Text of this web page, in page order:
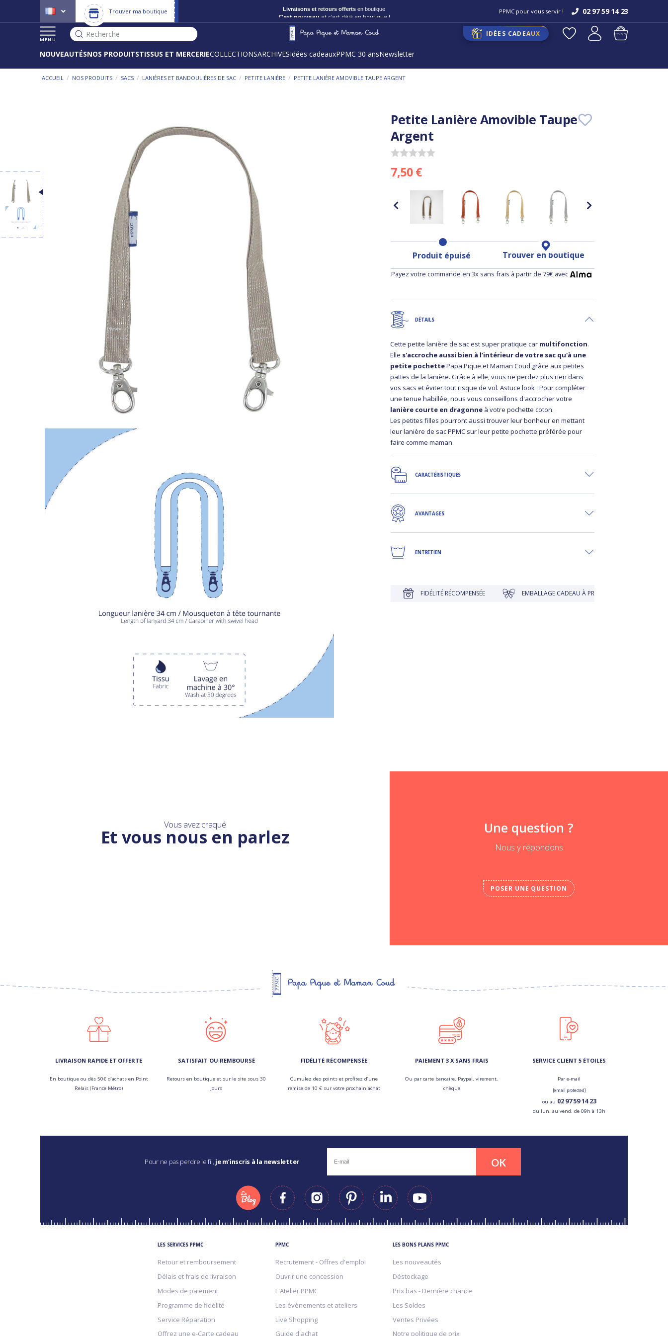
Trouver ma boutique Livraisons et retours offerts en boutique
C'est nouveau et c'est déjà en boutique !
PPMC pour vous servir ! 02 97 59 14 23
MENU
Recherche IDÉES CADEAUX
NOUVEAUTÉSNOS PRODUITSTISSUS ET MERCERIECOLLECTIONSARCHIVESIdées cadeauxPPMC 30 ansNewsletter
ACCUEIL / NOS PRODUITS / SACS / LANIÈRES ET BANDOULIÈRES DE SAC / PETITE LANIÈRE / PETITE LANIÈRE AMOVIBLE TAUPE ARGENT
Petite Lanière Amovible Taupe
Argent
7,50 €
Produit épuisé Trouver en boutique
Payez votre commande en 3x sans frais à partir de 79€ avec
DÉTAILS
Cette petite lanière de sac est super pratique car multifonction.
Elle s'accroche aussi bien à l’intérieur de votre sac qu'à une
petite pochettePapa Pique et Maman Coud grâce aux petites
pattes de la lanière. Grâce à elle, vous ne perdez plus rien dans
vos sacs et éviter tout risque de vol. Astuce look : Pour compléter
une tenue habillée, nous vous conseillons d'accrocher votre
lanière courte en dragonne à votre pochette coton.
Les petites filles pourront aussi trouver leur bonheur en mettant
leur lanière de sac PPMC sur leur petite pochette préférée pour
faire comme maman.
CARACTÉRISTIQUES
AVANTAGES
ENTRETIEN
LIVRAISON OFFERTE EN BOUTIQUE FIDÉLITÉ RÉCOMPENSÉE EMBALLAGE CADEAU À PRIX DOUX
Vous avez craqué
Et vous nous en parlez Une question ?
Nous y répondons
POSER UNE QUESTION
LIVRAISON RAPIDE ET OFFERTE
En boutique ou dès 50€ d’achats en Point
Relais (France Métro)
SATISFAIT OU REMBOURSÉ
Retours en boutique et sur le site sous 30
jours
FIDÉLITÉ RÉCOMPENSÉE
Cumulez des points et profitez d’une
remise de 10 € sur votre prochain achat
PAIEMENT 3 X SANS FRAIS
Ou par carte bancaire, Paypal, virement,
chèque
SERVICE CLIENT 5 ÉTOILES
Par e-mail
[email protected]
ou au 02 97 59 14 23
du lun. au vend. de 09h à 13h
Pour ne pas perdre le fil, je m’inscris à la newsletter OK
LES SERVICES PPMC
Retour et remboursement
Délais et frais de livraison
Modes de paiement
Programme de fidélité
Service Réparation
Offrez une e-Carte cadeau
PPMC
Recrutement - Offres d'emploi
Ouvrir une concession
L'Atelier PPMC
Les évènements et ateliers
Live Shopping
Guide d'achat
LES BONS PLANS PPMC
Les nouveautés
Déstockage
Prix bas - Dernière chance
Les Soldes
Ventes Privées
Notre politique de prix